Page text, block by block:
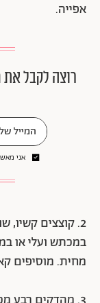
אפייה.
רוצה לקבל את
אני
2. קוצצים קשיו,
במכתש ועלי או
מחית. מוסיפים